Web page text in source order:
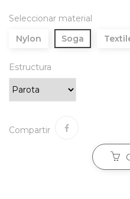
Seleccionar material
Nylon
Soga
Estructura
Compartir